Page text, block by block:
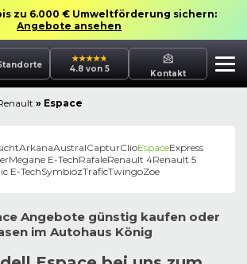
zu 6.000 € Umweltförderung sichern:
Angebote ansehen
4.8 von 5 Kontakt
» Espace
ArkanaAustralCapturClioEspaceExpress
Mégane E-TechRafaleRenault 4Renault 5
E-TechSymbiozTraficTwingoZoe
Angebote günstig kaufen oder
im Autohaus König